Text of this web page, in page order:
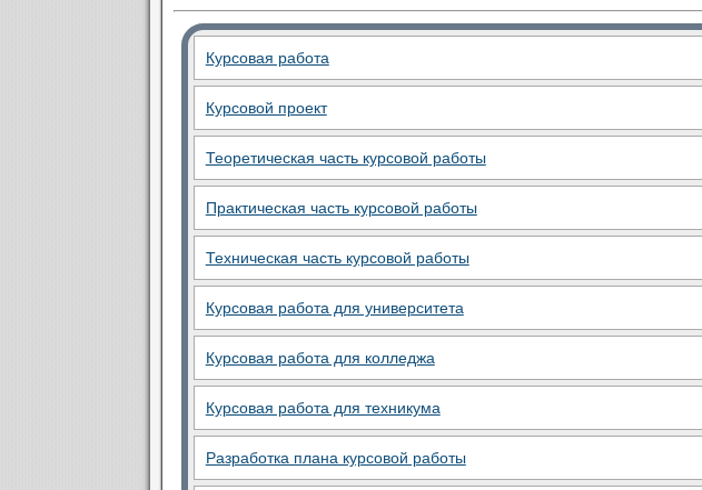
Курсовая работа
Курсовой проект
Теоретическая часть курсовой работы
Практическая часть курсовой работы
Техническая часть курсовой работы
Курсовая работа для университета
Курсовая работа для колледжа
Курсовая работа для техникума
Разработка плана курсовой работы